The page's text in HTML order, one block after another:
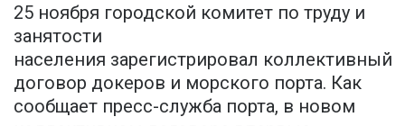
25 ноября городской комитет по труду и
занятости
населения зарегистрировал коллективный
договор докеров и морского порта. Как
сообщает пресс-служба порта, в новом